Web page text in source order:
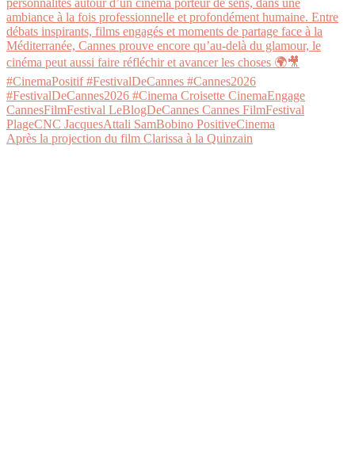
Après la projection du film Clarissa à la Quinzain